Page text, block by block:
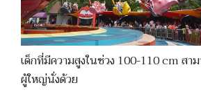
เด็กที่มีความสูงในช่วง 100-110 cm สา
ผู้ใหญ่นั่งด้วย